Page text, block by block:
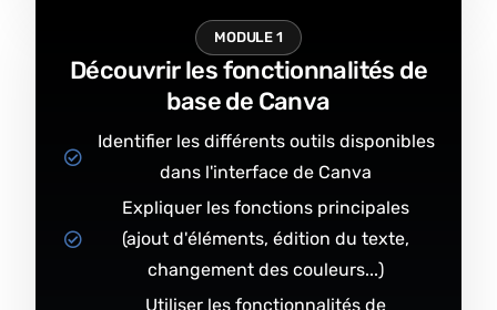
MODULE 1
Découvrir les fonctionnalités de
base de Canva
Identifier les différents outils disponibles
dans l'interface de Canva
Expliquer les fonctions principales
(ajout d'éléments, édition du texte,
changement des couleurs...)
Utiliser les fonctionnalités de